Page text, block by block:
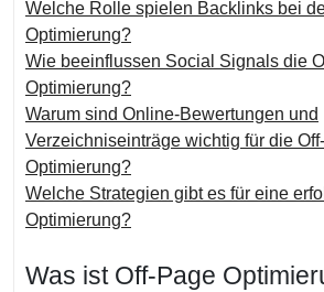
Welche Rolle spielen Backlinks bei
Optimierung?
Wie beeinflussen Social Signals die
Optimierung?
Warum sind Online-Bewertungen und
Verzeichniseinträge wichtig für die
Optimierung?
Welche Strategien gibt es für eine
Optimierung?
Was ist Off-Page